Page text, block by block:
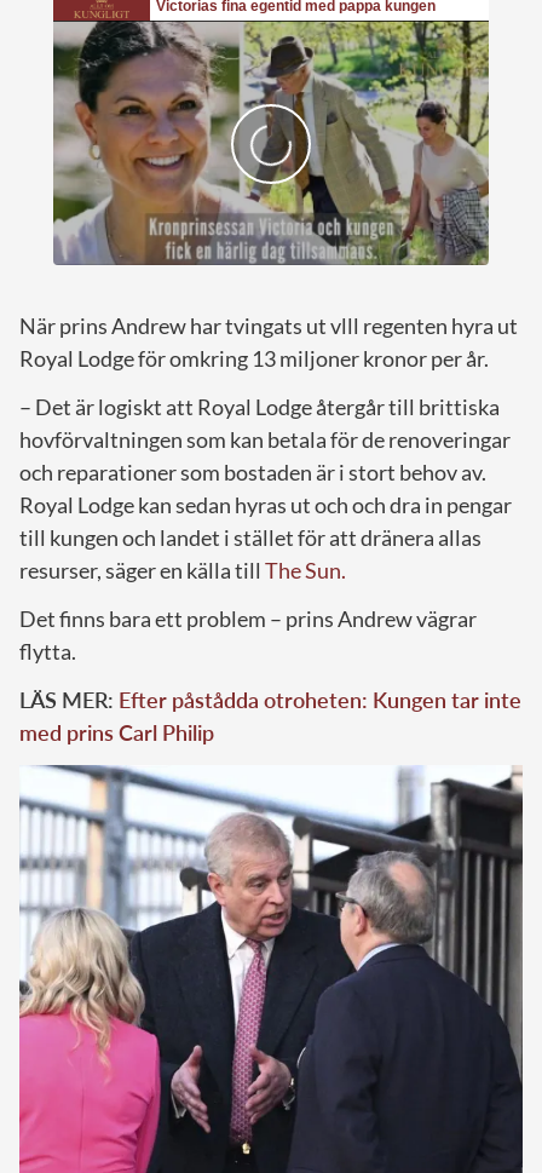
När prins Andrew har tvingats ut vlll regenten hyra ut
Royal Lodge för omkring 13 miljoner kronor per år.
– Det är logiskt att Royal Lodge återgår till brittiska
hovförvaltningen som kan betala för de renoveringar
och reparationer som bostaden är i stort behov av.
Royal Lodge kan sedan hyras ut och och dra in pengar
till kungen och landet i stället för att dränera allas
resurser, säger en källa till The Sun.
Det finns bara ett problem – prins Andrew vägrar
flytta.
LÄS MER: Efter påstådda otroheten: Kungen tar inte
med prins Carl Philip